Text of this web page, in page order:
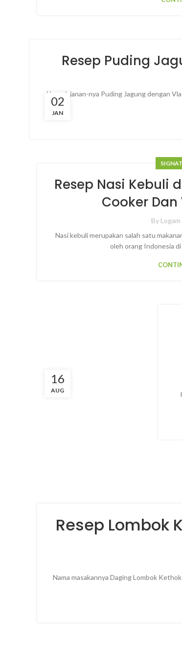
02
JAN
Resep Puding
Nama jajanan-nya Puding Jagung dengan
Resep Nasi Kebuli
Cooker
By
Nasi kebuli merupakan salah satu
oleh orang Indonesia
16
AUG
Resep Lombok
Nama masakannya Daging Lombok